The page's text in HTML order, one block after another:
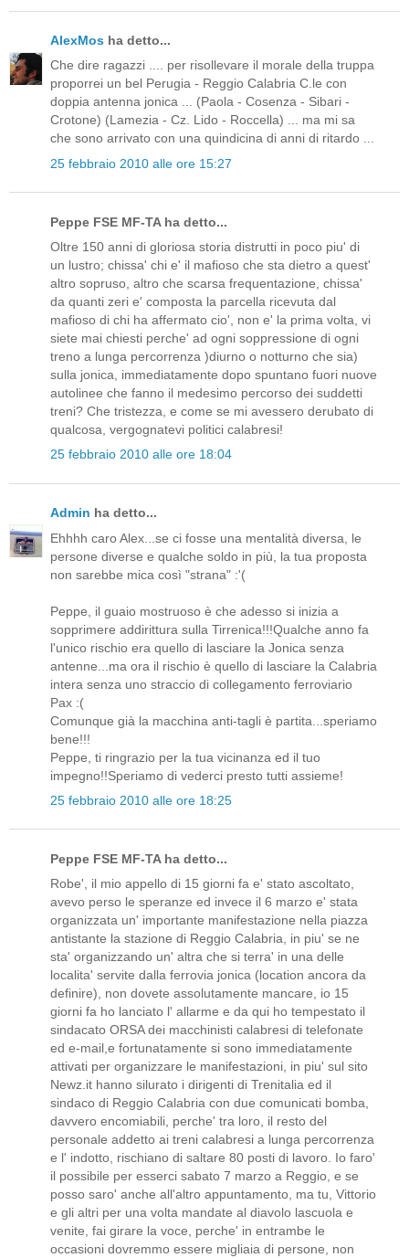
AlexMos ha detto...
Che dire ragazzi .... per risollevare il morale della truppa
proporrei un bel Perugia - Reggio Calabria C.le con
doppia antenna jonica ... (Paola - Cosenza - Sibari -
Crotone) (Lamezia - Cz. Lido - Roccella) ... ma mi sa
che sono arrivato con una quindicina di anni di ritardo ...
25 febbraio 2010 alle ore 15:27
Peppe FSE MF-TA ha detto...
Oltre 150 anni di gloriosa storia distrutti in poco piu' di
un lustro; chissa' chi e' il mafioso che sta dietro a quest'
altro sopruso, altro che scarsa frequentazione, chissa'
da quanti zeri e' composta la parcella ricevuta dal
mafioso di chi ha affermato cio', non e' la prima volta, vi
siete mai chiesti perche' ad ogni soppressione di ogni
treno a lunga percorrenza )diurno o notturno che sia)
sulla jonica, immediatamente dopo spuntano fuori nuove
autolinee che fanno il medesimo percorso dei suddetti
treni? Che tristezza, e come se mi avessero derubato di
qualcosa, vergognatevi politici calabresi!
25 febbraio 2010 alle ore 18:04
Admin ha detto...
Ehhhh caro Alex...se ci fosse una mentalità diversa, le
persone diverse e qualche soldo in più, la tua proposta
non sarebbe mica così "strana" :'(
Peppe, il guaio mostruoso è che adesso si inizia a
sopprimere addirittura sulla Tirrenica!!!Qualche anno fa
l'unico rischio era quello di lasciare la Jonica senza
antenne...ma ora il rischio è quello di lasciare la Calabria
intera senza uno straccio di collegamento ferroviario
Pax :(
Comunque già la macchina anti-tagli è partita...speriamo
bene!!!
Peppe, ti ringrazio per la tua vicinanza ed il tuo
impegno!!Speriamo di vederci presto tutti assieme!
25 febbraio 2010 alle ore 18:25
Peppe FSE MF-TA ha detto...
Robe', il mio appello di 15 giorni fa e' stato ascoltato,
avevo perso le speranze ed invece il 6 marzo e' stata
organizzata un' importante manifestazione nella piazza
antistante la stazione di Reggio Calabria, in piu' se ne
sta' organizzando un' altra che si terra' in una delle
localita' servite dalla ferrovia jonica (location ancora da
definire), non dovete assolutamente mancare, io 15
giorni fa ho lanciato l' allarme e da qui ho tempestato il
sindacato ORSA dei macchinisti calabresi di telefonate
ed e-mail,e fortunatamente si sono immediatamente
attivati per organizzare le manifestazioni, in piu' sul sito
Newz.it hanno silurato i dirigenti di Trenitalia ed il
sindaco di Reggio Calabria con due comunicati bomba,
davvero encomiabili, perche' tra loro, il resto del
personale addetto ai treni calabresi a lunga percorrenza
e l' indotto, rischiano di saltare 80 posti di lavoro. Io faro'
il possibile per esserci sabato 7 marzo a Reggio, e se
posso saro' anche all'altro appuntamento, ma tu, Vittorio
e gli altri per una volta mandate al diavolo lascuola e
venite, fai girare la voce, perche' in entrambe le
occasioni dovremmo essere migliaia di persone, non